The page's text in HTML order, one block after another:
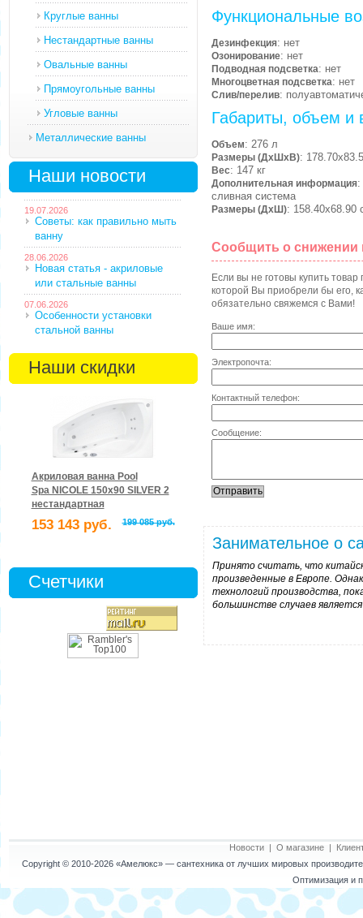
Круглые ванны
Нестандартные ванны
Овальные ванны
Прямоугольные ванны
Угловые ванны
Металлические ванны
Наши новости
19.07.2026
Советы: как правильно мыть
ванну
28.06.2026
Новая статья - акриловые
или стальные ванны
07.06.2026
Особенности установки
стальной ванны
Наши скидки
Акриловая ванна Pool
Spa NICOLE 150x90 SILVER 2
нестандартная
153 143 руб. 199 085 руб.
Счетчики
Функциональные
Дезинфекция: нет
Озонирование: нет
Подводная подсветка: нет
Многоцветная подсветка: нет
Слив/перелив:
Габариты, объем и
Объем: 276 л
Размеры (ДхШхВ):
Вес: 147 кг
Дополнительная информация:
сливная система
Размеры (ДхШ): 158.40х68.90
Сообщить о снижении
Если вы не готовы купить
которой Вы приобрели бы его,
обязательно свяжемся с Вами!
Ваше имя:
Электропочта:
Контактный телефон:
Сообщение:
Занимательное о
Принято считать, что
произведенные в Европе.
технологий производства,
большинстве случаев
Новости| О магазине|
Copyright © 2010-2026 «Амелюкс»— сантехника от лучших мировых
Оптимизация и